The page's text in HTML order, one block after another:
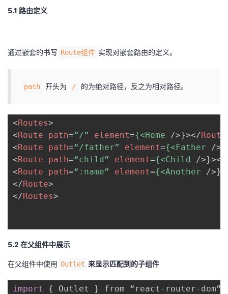
5.1 路由定义
通过嵌套的书写 Route组件 实现对嵌套路由的定义。
path 开头为 / 的为绝对路径，反之为相对路径。
<Routes>
<Route path=“/” element={<Home />}></Route
<Route path=“/father” element={<Father
/>
<Route path=“child” element={<Child />}></
<Route path=“:name” element={<Another />}>
</Route>
</Routes>
5.2 在父组件中展示
在父组件中使用 Outlet 来显示匹配到的子组件
import { Outlet } from “react - router- dom”